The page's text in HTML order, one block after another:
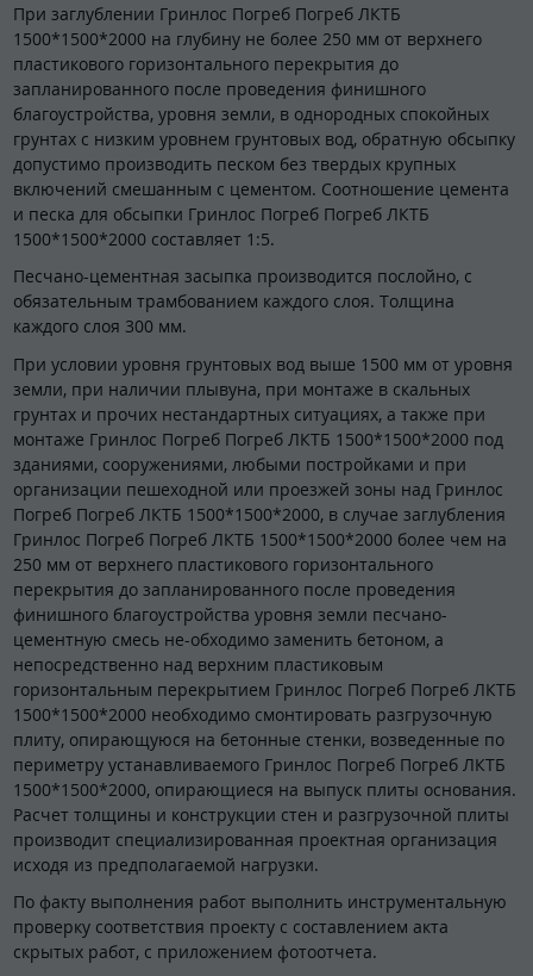
При заглублении Гринлос Погреб Погреб ЛКТБ
1500*1500*2000 на глубину не более 250 мм от верхнего
пластикового горизонтального перекрытия до
запланированного после проведения финишного
благоустройства, уровня земли, в однородных спокойных
грунтах с низким уровнем грунтовых вод, обратную обсыпку
допустимо производить песком без твердых крупных
включений смешанным с цементом. Соотношение цемента
и песка для обсыпки Гринлос Погреб Погреб ЛКТБ
1500*1500*2000 составляет 1:5.
Песчано-цементная засыпка производится послойно, с
обязательным трамбованием каждого слоя. Толщина
каждого слоя 300 мм.
При условии уровня грунтовых вод выше 1500 мм от уровня
земли, при наличии плывуна, при монтаже в скальных
грунтах и прочих нестандартных ситуациях, а также при
монтаже Гринлос Погреб Погреб ЛКТБ 1500*1500*2000 под
зданиями, сооружениями, любыми постройками и при
организации пешеходной или проезжей зоны над Гринлос
Погреб Погреб ЛКТБ 1500*1500*2000, в случае заглубления
Гринлос Погреб Погреб ЛКТБ 1500*1500*2000 более чем на
250 мм от верхнего пластикового горизонтального
перекрытия до запланированного после проведения
финишного благоустройства уровня земли песчано-
цементную смесь не-обходимо заменить бетоном, а
непосредственно над верхним пластиковым
горизонтальным перекрытием Гринлос Погреб Погреб ЛКТБ
1500*1500*2000 необходимо смонтировать разгрузочную
плиту, опирающуюся на бетонные стенки, возведенные по
периметру устанавливаемого Гринлос Погреб Погреб ЛКТБ
1500*1500*2000, опирающиеся на выпуск плиты основания.
Расчет толщины и конструкции стен и разгрузочной плиты
производит специализированная проектная организация
исходя из предполагаемой нагрузки.
По факту выполнения работ выполнить инструментальную
проверку соответствия проекту с составлением акта
скрытых работ, с приложением фотоотчета.